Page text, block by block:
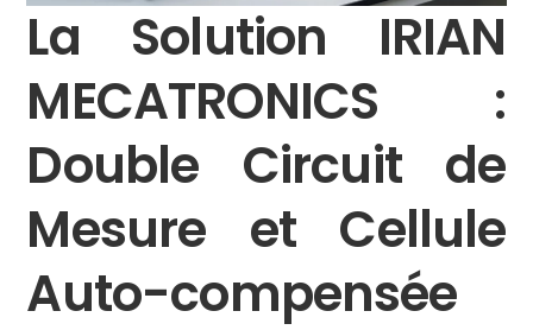
La Solution IRIAN
MECATRONICS :
Double Circuit de
Mesure et Cellule
Auto-compensée